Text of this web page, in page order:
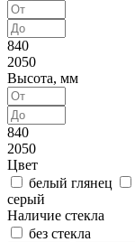
840
2050
Высота, мм
840
2050
Цвет
белый глянец
серый
Наличие стекла
без стекла